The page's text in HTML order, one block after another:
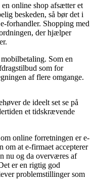
online shop afsætter et
beskeden, så bør det i
forhandler. Shopping med
der hjælper
Som en
som for
af flere omgange.
de ideelt set se på
et tidskrævende
online forretningen er e-
at e-firmaet accepterer
nu og da overværes af
er en rigtig god
problemstillinger som